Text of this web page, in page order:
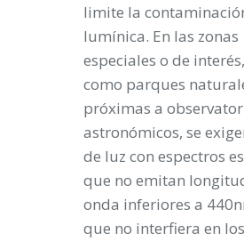
limite la
lumínica. En las zonas
especiales o de
como parques
próximas a
astronómicos, se
de luz con espectros
que no emitan
onda inferiores a
que no interfiera en los